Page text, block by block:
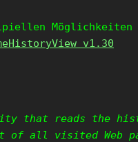
Möglichkeiten
v1.30
that reads the
of all visited Web